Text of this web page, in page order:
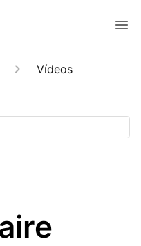
Vídeos